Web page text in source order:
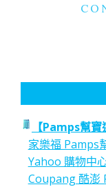
【Pamps幫
家樂福 Pamps
Yahoo 購物中
Coupang 酷澎